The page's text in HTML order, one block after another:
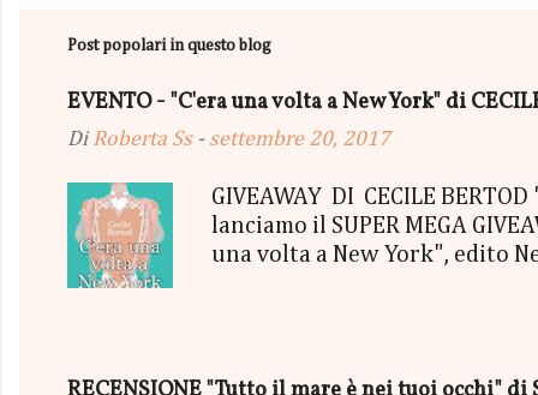
Post popolari in questo blog
EVENTO - "C'era una volta a New York" di
DiRoberta Ss - settembre 20, 2017
GIVEAWAY DI CECILE
lanciamo il SUPER MEGA
una volta a New York", edito
"tutto ma non il mio Tailleur"